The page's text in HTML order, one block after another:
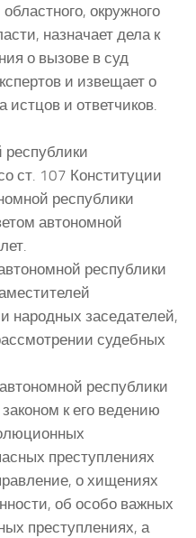
окружного
назначает дела к
о вызове в суд
и извещает о
и ответчиков.
ст. 107 Конституции
республики
автономной
республики
народных заседателей,
судебных
республики
к его ведению
преступлениях
о хищениях
об особо важных
преступлениях, а